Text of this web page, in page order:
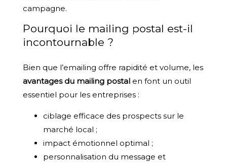
campagne.
Pourquoi le mailing postal est-il
incontournable ?
Bien que l’emailing offre rapidité et volume, les
avantages du mailing postalen font un outil
essentiel pour les entreprises :
ciblage efficace des prospects sur le
marché local ;
impact émotionnel optimal ;
personnalisation du message et